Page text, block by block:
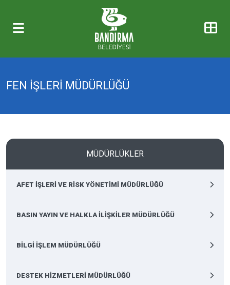
FEN İŞLERİ MÜDÜRLÜĞÜ
MÜDÜRLÜKLER
AFET İŞLERİ VE RİSK YÖNETİMİ MÜDÜRLÜĞÜ
BASIN YAYIN VE HALKLA İLİŞKİLER MÜDÜRLÜĞÜ
BİLGİ İŞLEM MÜDÜRLÜĞÜ
DESTEK HİZMETLERİ MÜDÜRLÜĞÜ